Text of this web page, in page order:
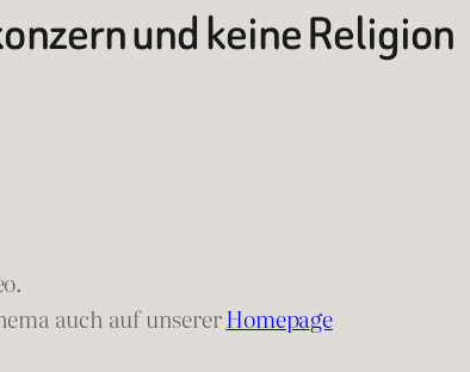
und keine Religion
auch auf unsererHomepage